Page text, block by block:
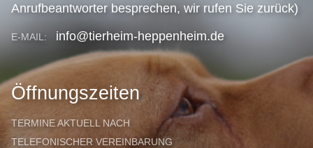
Anrufbeantworter besprechen, wir rufen Sie zurück)
E-MAIL: info@tierheim-heppenheim.de
Öffnungszeiten
TERMINE AKTUELL NACH
TELEFONISCHER VEREINBARUNG